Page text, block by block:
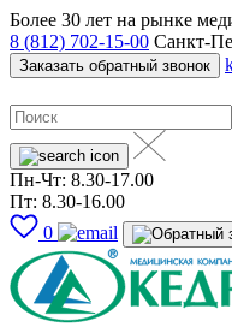
Более 30 лет на рынке
8 (812) 702-15-00 Санкт-
Заказать обратный звонок
Пн-Чт: 8.30-17.00
Пт: 8.30-16.00
0